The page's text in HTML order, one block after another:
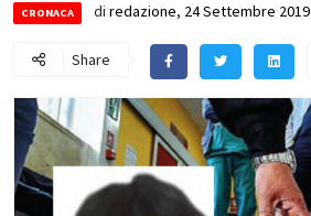
CRONACA di redazione, 24 Settembre 2019
Share